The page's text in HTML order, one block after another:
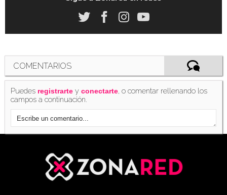
COMENTARIOS
Puedes registrarte yconectarte, o comentar rellenando los
campos a continuación.